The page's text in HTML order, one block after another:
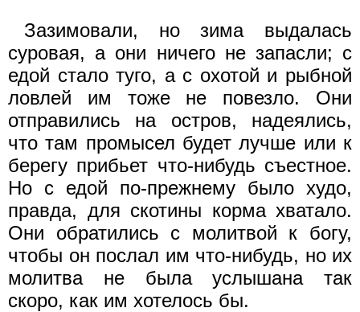
Зазимовали, но зима выдалась
суровая, а они ничего не запасли; с
едой стало туго, а с охотой и рыбной
ловлей им тоже не повезло. Они
отправились на остров, надеялись,
что там промысел будет лучше или к
берегу прибьет что-нибудь съестное.
Но с едой по-прежнему было худо,
правда, для скотины корма хватало.
Они обратились с молитвой к богу,
чтобы он послал им что-нибудь, но их
молитва не была услышана так
скоро, как им хотелось бы.